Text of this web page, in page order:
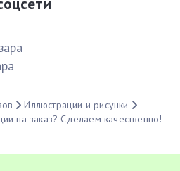
Иллюстрации и рисунки
на заказ? Сделаем качественно!